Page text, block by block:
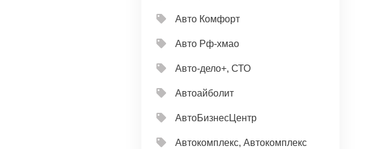
Авто Комфорт
Авто Рф-хмао
Авто-дело+, СТО
Автоайболит
АвтоБизнесЦентр
Автокомплекс, Автокомплекс